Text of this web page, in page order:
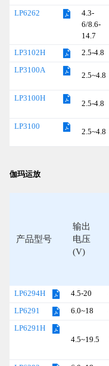
LP6262
4.3-
6/8.6-
14.7
LP3102H 2.5-4.8
LP3100A
2.5~4.8
LP3100H
2.5-4.8
LP3100
2.5~4.8
伽玛运放
产品型号
输出
电压
(V)
LP6294H 4.5-20
LP6291 6.0~18
LP6291H
4.5~19.5